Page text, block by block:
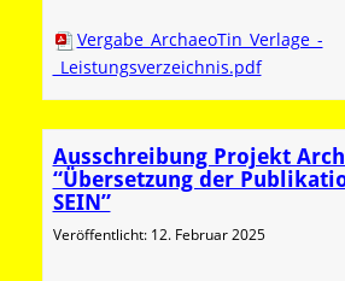
Vergabe_ArchaeoTin_Verlage_-
_Leistungsverzeichnis.pdf
Ausschreibung Projekt
“Übersetzung der
SEIN”
Veröffentlicht: 12. Februar 2025